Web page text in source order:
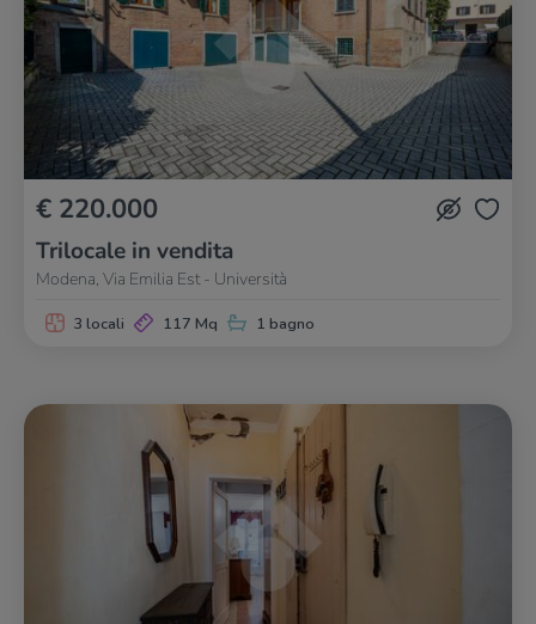
€ 220.000
Trilocale in vendita
Modena, Via Emilia Est - Università
3 locali 117 Mq 1 bagno